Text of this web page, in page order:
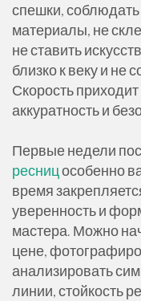
спешки, соблюдать
материалы, не
не ставить
близко к веку и не
Скорость
аккуратность и
Первые недели
ресницособенно
время
уверенность и
мастера. Можно
цене,
анализировать
линии, стойкость